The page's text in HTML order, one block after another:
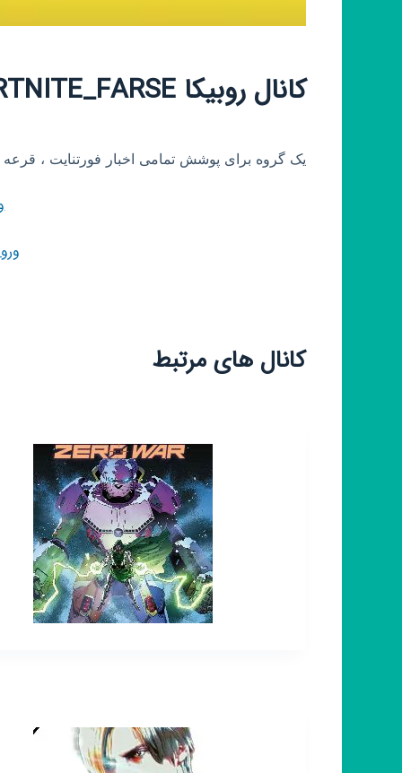
کانال روبیکا FORTNITE_FARSE
یک گروه برای پوشش تمامی اخبار فورتنایت ،
کانال های مرتبط